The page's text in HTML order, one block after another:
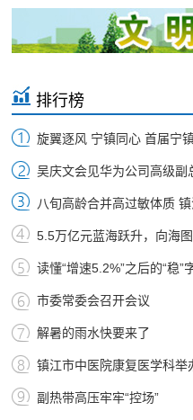
排行榜
旋翼逐风 宁镇同心 首届宁
吴庆文会见华为公司高级副
八旬高龄合并高过敏体质
5.5万亿元蓝海跃升，向海
读懂“增速5.2%”之后的“稳”
市委常委会召开会议
解暑的雨水快要来了
镇江市中医院康复医学科举
副热带高压牢牢“控场”